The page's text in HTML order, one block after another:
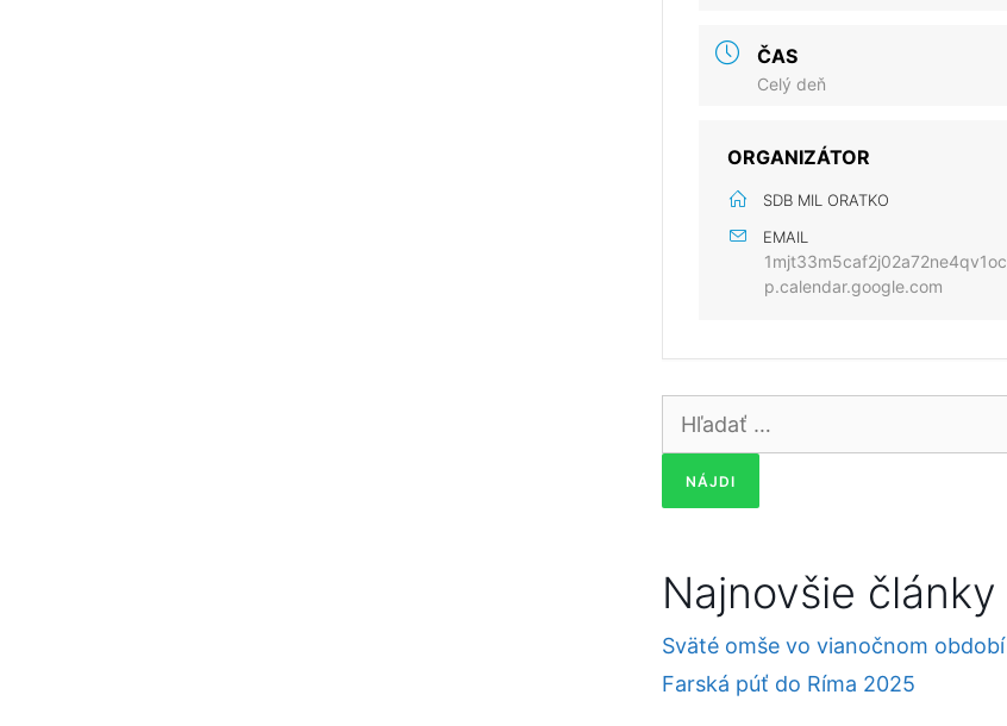
ČAS
Celý deň
ORGANIZÁTOR
SDB MIL ORATKO
EMAIL
p.calendar.google.com
Hľadať:
Najnovšie články
Sväté omše vo vianočnom období
Farská púť do Ríma 2025